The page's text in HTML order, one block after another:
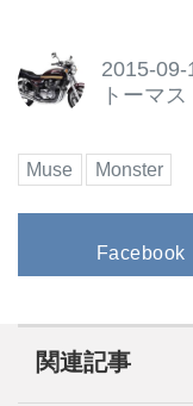
2015-09-
トーマス
Muse Monster
Facebook
関連記事